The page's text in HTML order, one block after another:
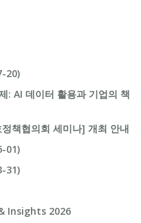
20)
: AI 데이터 활용과 기업의 책
책협의회 세미나] 개최 안내
01)
31)
Insights 2026